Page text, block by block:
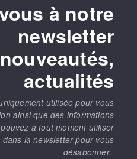
à notre
newsletter
actualités
utilisée pour vous
ainsi que des informations
à tout moment utiliser
la newsletter pour vous
désabonner.